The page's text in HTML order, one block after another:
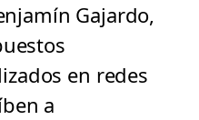
Gajardo,
en redes
a